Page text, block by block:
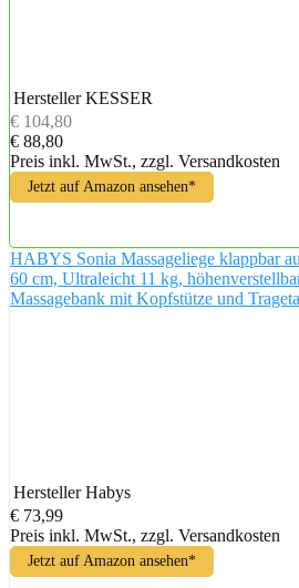
Hersteller KESSER
€ 104,80
€ 88,80
Preis inkl. MwSt., zzgl. Versandkosten
Jetzt auf Amazon ansehen*
HABYS Sonia Massageliege klappbar
60 cm, Ultraleicht 11 kg,
Massagebank mit Kopfstütze und
Hersteller Habys
€ 73,99
Preis inkl. MwSt., zzgl. Versandkosten
Jetzt auf Amazon ansehen*